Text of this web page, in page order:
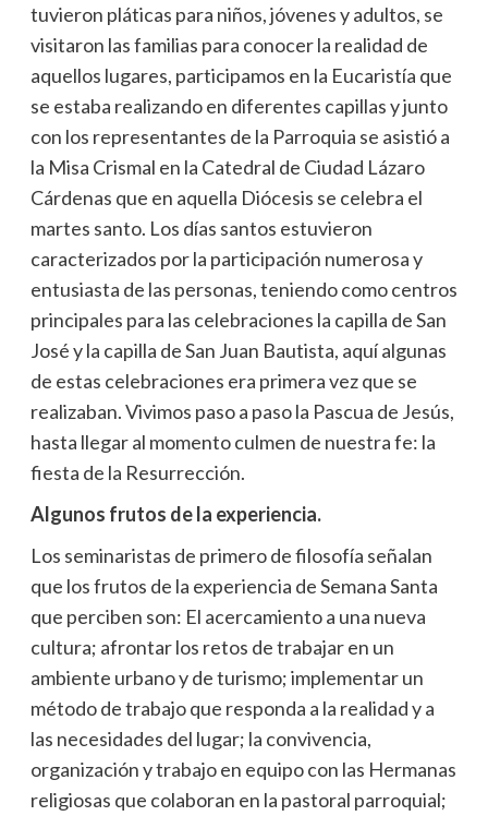
tuvieron pláticas para niños, jóvenes y adultos, se
visitaron las familias para conocer la realidad de
aquellos lugares, participamos en la Eucaristía que
se estaba realizando en diferentes capillas y junto
con los representantes de la Parroquia se asistió a
la Misa Crismal en la Catedral de Ciudad Lázaro
Cárdenas que en aquella Diócesis se celebra el
martes santo. Los días santos estuvieron
caracterizados por la participación numerosa y
entusiasta de las personas, teniendo como centros
principales para las celebraciones la capilla de San
José y la capilla de San Juan Bautista, aquí algunas
de estas celebraciones era primera vez que se
realizaban. Vivimos paso a paso la Pascua de Jesús,
hasta llegar al momento culmen de nuestra fe: la
fiesta de la Resurrección.
Algunos frutos de la experiencia.
Los seminaristas de primero de filosofía señalan
que los frutos de la experiencia de Semana Santa
que perciben son: El acercamiento a una nueva
cultura; afrontar los retos de trabajar en un
ambiente urbano y de turismo; implementar un
método de trabajo que responda a la realidad y a
las necesidades del lugar; la convivencia,
organización y trabajo en equipo con las Hermanas
religiosas que colaboran en la pastoral parroquial;